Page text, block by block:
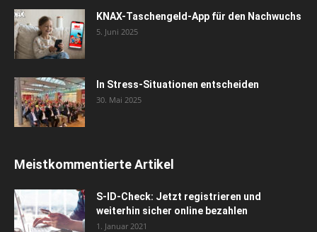
KNAX-Taschengeld-App für den Nachwuchs
5. Juni 2025
In Stress-Situationen entscheiden
30. Mai 2025
Meistkommentierte Artikel
S-ID-Check: Jetzt registrieren und
weiterhin sicher online bezahlen
1. Januar 2021